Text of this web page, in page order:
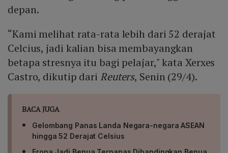
depan.
“Kami melihat rata-rata lebih dari 52 derajat
Celcius, jadi kalian bisa membayangkan
betapa stresnya itu bagi pelajar," kata Xerxes
Castro, dikutip dari Reuters, Senin (29/4).
BACA JUGA
Gelombang Panas Landa Negara-negara ASEAN
hingga 52 Derajat Celsius